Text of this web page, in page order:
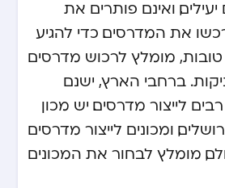
ואינם פותרים את
את המדרסים. כדי להגיע
מומלץ לרכוש מדרסים
ברחבי הארץ, ישנם
לייצור מדרסים. יש מכון
, ומכונים לייצור מדרסים
מומלץ לבחור את המכונים